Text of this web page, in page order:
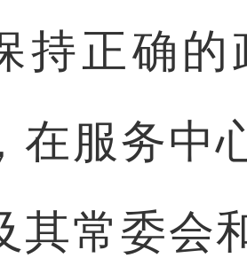
持正确
在服务中
其常委会